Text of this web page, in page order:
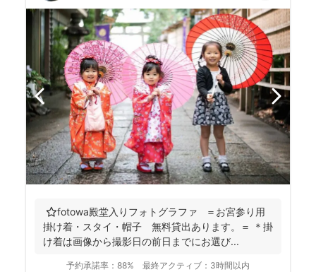
⭐️fotowa殿堂入りフォトグラファ ＝お宮参り用
掛け着・スタイ・帽子 無料貸出あります。＝ ＊掛
け着は画像から撮影日の前日までにお選び...
予約承諾率： 88% 最終アクティブ： 3時間以内